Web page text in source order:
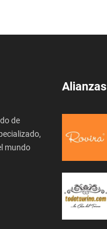
de
mundo
Alianzas